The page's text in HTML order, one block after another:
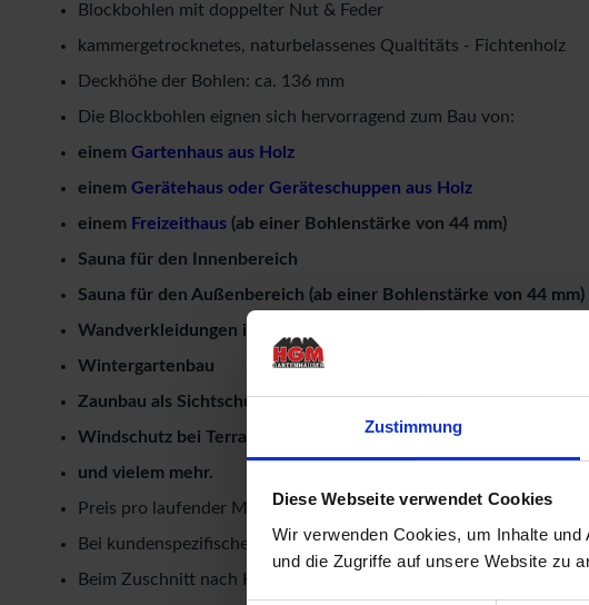
Zustimmung
Diese Webseite verwendet Cookies
Wir verwenden Cookies, um Inhalte
und die Zugriffe auf unsere Website zu
Blockbohlen mit doppelter Nut & Feder
kammergetrocknetes, naturbelassenes Qualtitäts - Fichtenholz
Deckhöhe der Bohlen: ca. 136 mm
Die Blockbohlen eignen sich hervorragend zum Bau von:
einem Gartenhaus aus Holz
einem Gerätehaus oder Geräteschuppen aus Holz
einem Freizeithaus (ab einer Bohlenstärke von 44 mm)
Sauna für den Innenbereich
Sauna für den Außenbereich (ab einer Bohlenstärke von 44 mm)
Wandverkleidungen im Innen- und Außenbereich
Wintergartenbau
Zaunbau als Sichtschutz
Windschutz bei Terrassenüberdachungen
und vielem mehr.
Preis pro laufender Meter
Bei kundenspezifischer Zuschnittware kein Widerrufsrecht.
Beim Zuschnitt nach Kundenangabe wird eine einmalige